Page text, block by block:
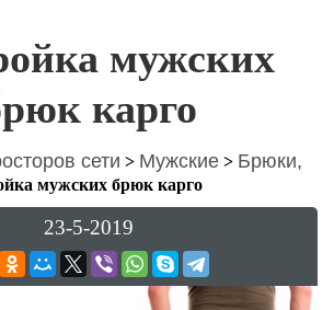
мужских
карго
сети > Мужские > Брюки,
мужских брюк карго
23-5-2019